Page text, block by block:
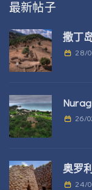
最新帖子
撒丁
28/
26/
奥罗
24/